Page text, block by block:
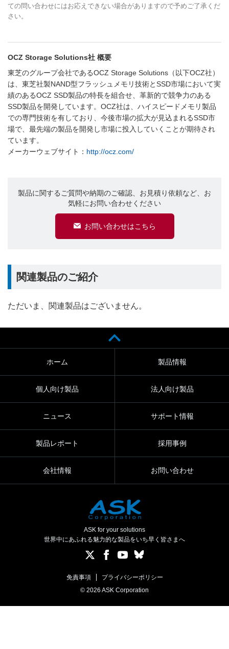
ての問い合わせにはお応えできない場合がありますので予めご了承くだ
さい。
OCZ Storage Solutions社 概要
東芝のグループ会社であるOCZ Storage Solutions（以下OCZ社）
は、東芝社製NAND型フラッシュメモリ技術とSSD市場において実
績のあるOCZ SSD製品の特長を組合せ、革新的で競争力のある
SSD製品を開発しています。OCZ社は、ハイスピードメモリ製品
での専門技術を有しており、今後市場の拡大が見込まれるSSD市
場で、最先端の製品を開発し市場に投入していくことが期待され
ています。
メーカーウェブサイト： http://ocz.com/
製品に関するご質問や納期のご確認、お見積り依頼など、お
気軽にお問い合わせください
お問い合わせはこちら
関連製品のご紹介
ただいま、関連製品はございません。
ホーム 製品情報
個人向け製品 法人向け製品
ニュース サポート情報
製品レポート 採用事例
会社情報 お問い合わせ
ASK for your solutions
世界中にあふれる魅力的な製品をいち早く皆さまへ
免責事項
プライバシーポリシー
© 2026 ASK Corporation